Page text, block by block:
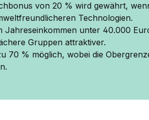
von 20 % wird gewährt,
Technologien.
Jahreseinkommen unter 40.000
Gruppen attraktiver.
70 % möglich, wobei die